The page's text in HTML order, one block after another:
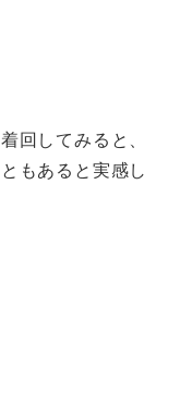
回してみると、
もあると実感し